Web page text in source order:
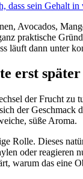
dass sein Gehalt
Avocados,
praktische
läuft dann unter
erst
der Frucht
der
süße Aroma.
Rolle. Dieses
oder reagieren
warum das eine